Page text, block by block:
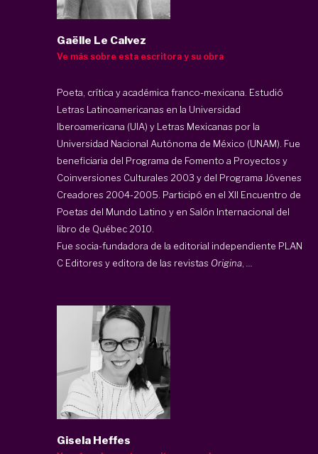
Gaëlle Le Calvez
Ve más sobre esta escritora y su obra
Poeta, crítica y académica franco-mexicana. Estudió
Letras Latinoamericanas en la Universidad
Iberoamericana (UIA) y Letras Mexicanas por la
Universidad Nacional Autónoma de México (UNAM). Fue
beneficiaria del Programa de Fomento a Proyectos y
Coinversiones Culturales 2003 y del Programa Jóvenes
Creadores 2004-2005. Participó en el XII Encuentro de
Poetas del Mundo Latino y en Salón Internacional del
libro de Québec 2010.
Fue socia-fundadora de la editorial independiente PLAN
C Editores y editora de las revistas Origina
Gisela Heffes